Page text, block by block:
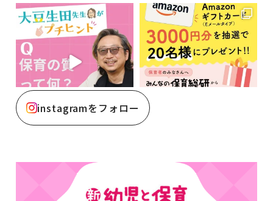
instagramをフォロー